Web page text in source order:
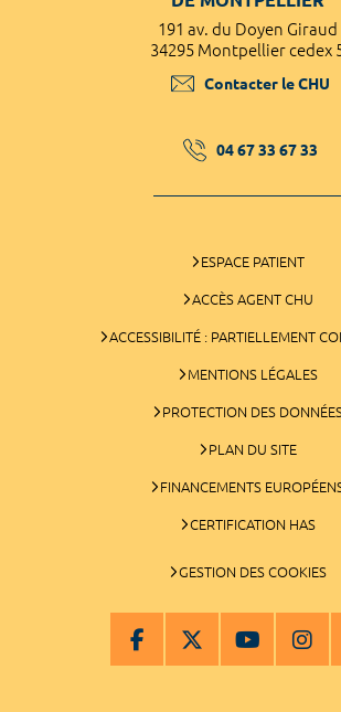
191 av. du Doyen Giraud
34295 Montpellier cedex
Contacter le CHU
04 67 33 67 33
ESPACE PATIENT
ACCÈS AGENT CHU
ACCESSIBILITÉ : PARTIELLEMENT
MENTIONS LÉGALES
PROTECTION DES
PLAN DU SITE
FINANCEMENTS
CERTIFICATION HAS
GESTION DES COOKIES